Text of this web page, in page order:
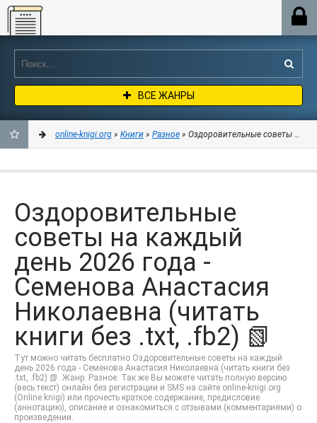
Online-knigi.org
ВСЕ ЖАНРЫ
ЗАКЛАДКИ
online-knigi.org » Книги » Разное » Оздоровительные советы на
Оздоровительные
советы на каждый
день 2026 года -
Семенова Анастасия
Николаевна (читать
книги без .txt, .fb2) 📗
Тут можно читать бесплатно Оздоровительные советы на каждый
день 2026 года - Семенова Анастасия Николаевна (читать книги без
.txt, .fb2) 📗. Жанр: Разное. Так же Вы можете читать полную версию
(весь текст) онлайн без регистрации и SMS на сайте online-knigi.org
(Online knigi) или прочесть краткое содержание, предисловие
(аннотацию), описание и ознакомиться с отзывами (комментариями) о
произведении.